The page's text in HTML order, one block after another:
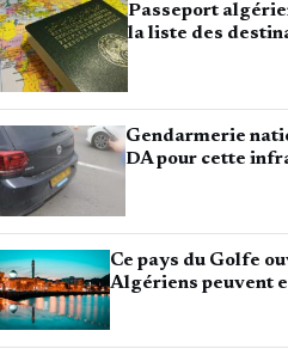
Passeport
la liste des
Gendarmerie
DA pour cette
Ce pays du Golfe
Algériens peuvent